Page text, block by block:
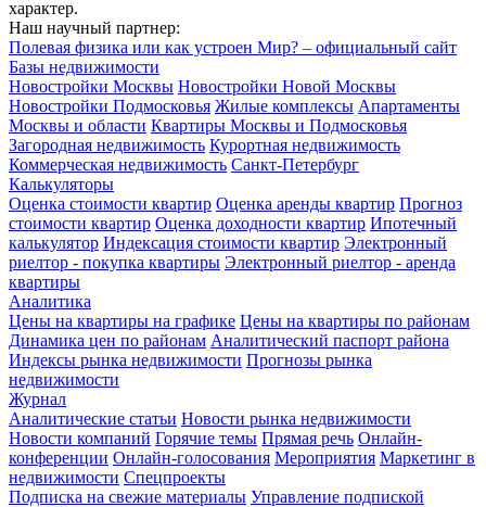
характер.
Наш научный партнер:
Полевая физика или как устроен Мир? – официальный сайт
Базы недвижимости
Новостройки Москвы Новостройки Новой Москвы
Новостройки Подмосковья Жилые комплексы Апартаменты
Москвы и области Квартиры Москвы и Подмосковья
Загородная недвижимость Курортная недвижимость
Коммерческая недвижимость Санкт-Петербург
Калькуляторы
Оценка стоимости квартир Оценка аренды квартир Прогноз
стоимости квартир Оценка доходности квартир Ипотечный
калькулятор Индексация стоимости квартир Электронный
риелтор - покупка квартиры Электронный риелтор - аренда
квартиры
Аналитика
Цены на квартиры на графике Цены на квартиры по районам
Динамика цен по районам Аналитический паспорт района
Индексы рынка недвижимости Прогнозы рынка
недвижимости
Журнал
Аналитические статьи Новости рынка недвижимости
Новости компаний Горячие темы Прямая речь Онлайн-
конференции Онлайн-голосования Мероприятия Маркетинг в
недвижимости Спецпроекты
Подписка на свежие материалы Управление подпиской